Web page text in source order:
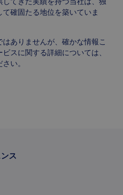
確固たる地位を築いていま
ありませんが、確かな情報こ
スに関する詳細については、
い。
ス